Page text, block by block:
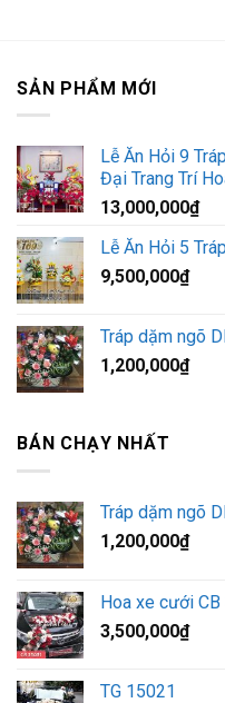
SẢN PHẨM MỚI
Lễ Ăn Hỏi 9
Đại Trang Trí
13,000,000₫
Lễ Ăn Hỏi 5
9,500,000₫
Tráp dặm ngõ
1,200,000₫
BÁN CHẠY NHẤT
Tráp dặm ngõ
1,200,000₫
Hoa xe cưới CB
3,500,000₫
TG 15021